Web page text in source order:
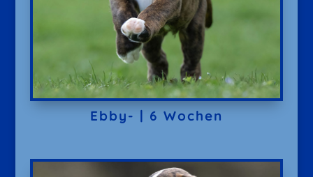
Ebby- | 6 Wochen